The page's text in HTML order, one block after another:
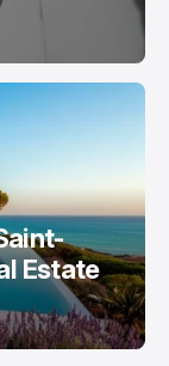
Estate